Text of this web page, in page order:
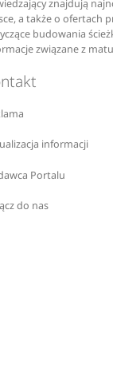
znajdują
a także o ofertach
budowania
związane z
informacji
Portalu
do nas